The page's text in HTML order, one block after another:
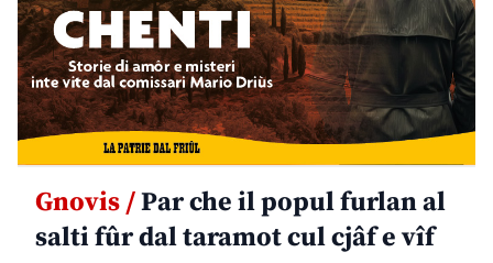
Gnovis /Par che il popul furlan al
salti fûr dal taramot cul cjâf e vîf